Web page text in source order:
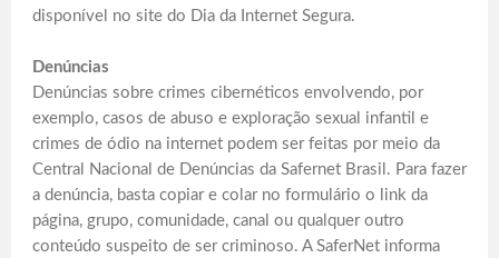
disponível no site do Dia da Internet Segura.
Denúncias
Denúncias sobre crimes cibernéticos envolvendo, por
exemplo, casos de abuso e exploração sexual infantil e
crimes de ódio na internet podem ser feitas por meio da
Central Nacional de Denúncias da Safernet Brasil. Para fazer
a denúncia, basta copiar e colar no formulário o link da
página, grupo, comunidade, canal ou qualquer outro
conteúdo suspeito de ser criminoso. A SaferNet informa